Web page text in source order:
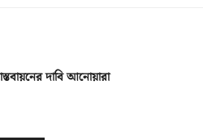
দাবি আনোয়ারা